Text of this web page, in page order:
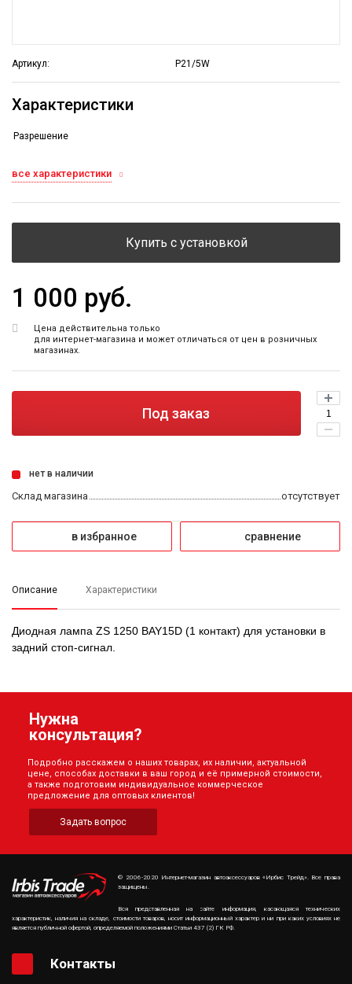
Артикул: P21/5W
Характеристики
Разрешение
все характеристики
Купить с установкой
1 000 руб.
Цена действительна только
для интернет-магазина и может отличаться от цен в розничных
магазинах.
Под заказ
нет в наличии
Склад магазина отсутствует
в избранное сравнение
Описание Характеристики
Диодная лампа ZS 1250 BAY15D (1 контакт) для установки в
задний стоп-сигнал.
Нужна
консультация?
Подробно расскажем о наших товарах, их наличии, актуальной
цене, способах доставки в ваш город и её примерной стоимости,
а также подготовим индивидуальное коммерческое
предложение для оптовых клиентов!
Задать вопрос
© 2006-2020 Интернет-магазин автоаксессуаров «Ирбис Трейд». Все права
защищены.
Вся представленная на сайте информация, касающаяся технических
характеристик, наличия на складе, стоимости товаров, носит информационный характер и ни при каких условиях не
является публичной офертой, определяемой положениями Статьи 437 (2) ГК РФ.
Контакты